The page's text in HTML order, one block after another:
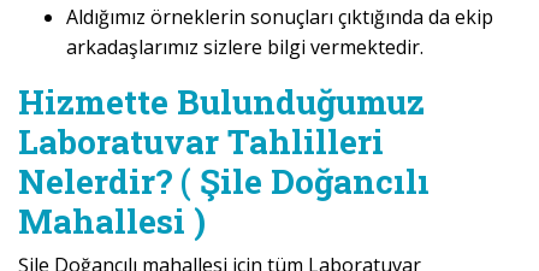
Aldığımız örneklerin sonuçları çıktığında da ekip
arkadaşlarımız sizlere bilgi vermektedir.
Hizmette Bulunduğumuz
Laboratuvar Tahlilleri
Nelerdir? ( Şile Doğancılı
Mahallesi )
Şile Doğancılı mahallesi için tüm Laboratuvar